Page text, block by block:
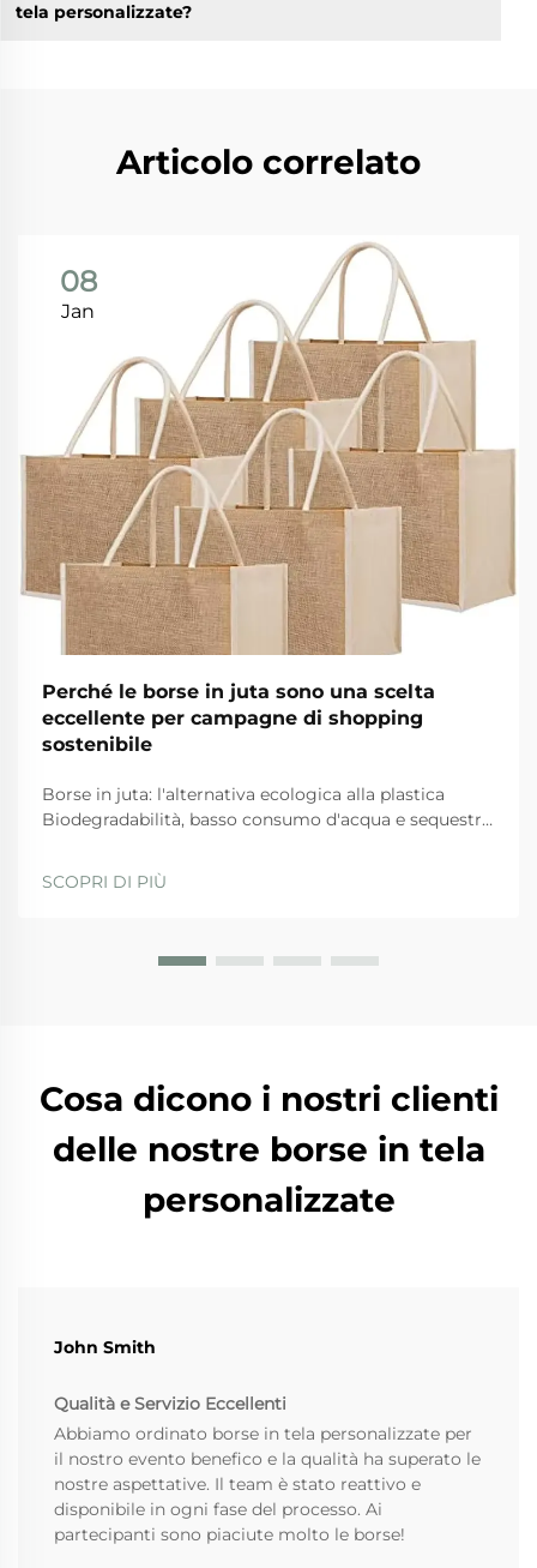
tela personalizzate?
Articolo correlato
08
Jan
Perché le borse in juta sono una scelta
eccellente per campagne di shopping
sostenibile
Borse in juta: l'alternativa ecologica alla plastica
Biodegradabilità, basso consumo d'acqua e sequestro
sintetiche Quando si tratta di opzioni ecologiche, le
borse in juta si distinguono per diversi motivi. Prima
SCOPRI DI PIÙ
Cosa dicono i nostri clienti
delle nostre borse in tela
personalizzate
John Smith
Qualità e Servizio Eccellenti
Abbiamo ordinato borse in tela personalizzate per
il nostro evento benefico e la qualità ha superato le
nostre aspettative. Il team è stato reattivo e
disponibile in ogni fase del processo. Ai
partecipanti sono piaciute molto le borse!